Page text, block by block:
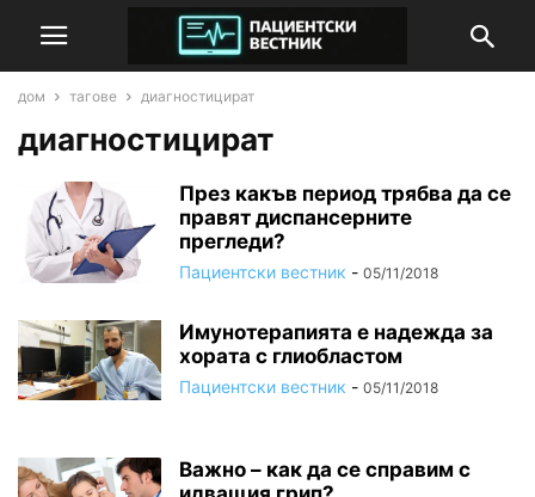
дом тагове диагностицират
диагностицират
През какъв период трябва да се
правят диспансерните
прегледи?
Пациентски вестник - 05/11/2018
Имунотерапията е надежда за
хората с глиобластом
Пациентски вестник - 05/11/2018
Важно – как да се справим с